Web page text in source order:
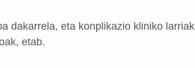
dakarrela, eta konplikazio kliniko larriak
etab.